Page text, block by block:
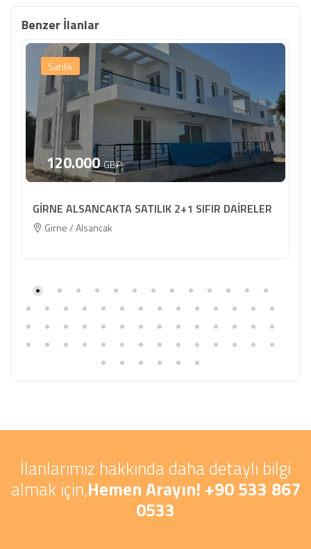
Benzer İlanlar
Satılık
120.000 GBP
GİRNE ALSANCAKTA SATILIK 2+1 SIFIR DAİRELER
Girne / Alsancak
İlanlarımız hakkında daha detaylı bilgi
almak için,Hemen Arayın! +90 533 867
0533